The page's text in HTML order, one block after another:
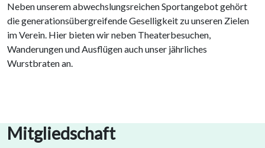
Neben unserem abwechslungsreichen Sportangebot gehört
die generationsübergreifende Geselligkeit zu unseren Zielen
im Verein. Hier bieten wir neben Theaterbesuchen,
Wanderungen und Ausflügen auch unser jährliches
Wurstbraten an.
Mitgliedschaft